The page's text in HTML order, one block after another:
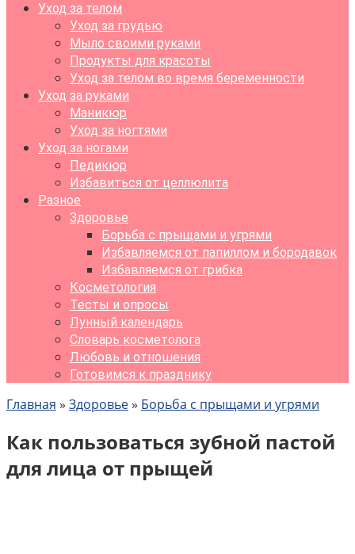
Уход за телом
Уход за грудью
Мыло своими руками
Продукты для красоты
Уход за телом во время беременности
Уход за руками
Маникюр
Уход за ногтями
Уход за ногами
Педикюр
Избавиться от целлюлита
Разное
Здоровье
Борьба с прыщами и угрями
Избавляемся от папиллом и бородавок
Избавляемся от грибка
Косметология
Тесты и опросы
Лунный календарь
Словарь косметолога
Любовь и отношения
Готовимся к празднику
Главная » Здоровье» Борьба с прыщами и угрями
Как пользоваться зубной пастой
для лица от прыщей